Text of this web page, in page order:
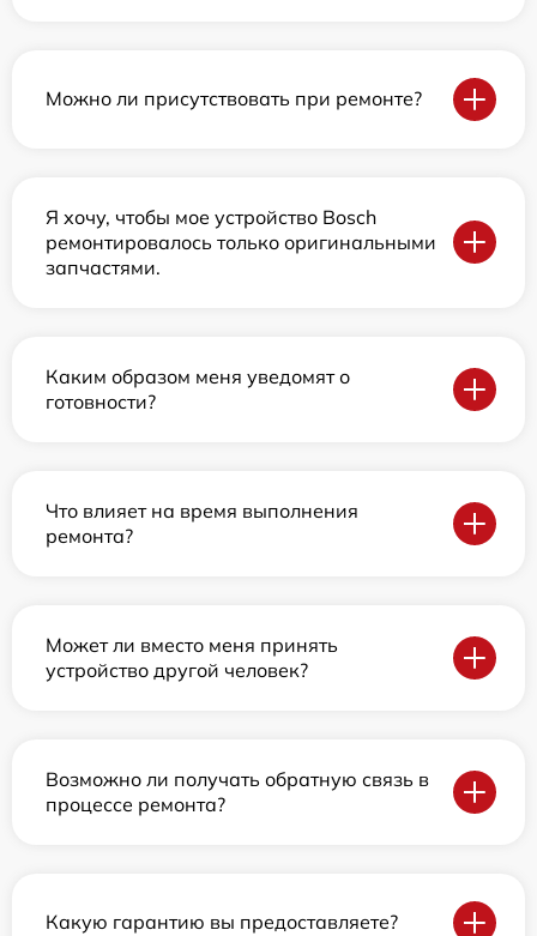
Можно ли присутствовать при ремонте?
Я хочу, чтобы мое устройство Bosch
ремонтировалось только оригинальными
запчастями.
Каким образом меня уведомят о
готовности?
Что влияет на время выполнения
ремонта?
Может ли вместо меня принять
устройство другой человек?
Возможно ли получать обратную связь в
процессе ремонта?
Какую гарантию вы предоставляете?